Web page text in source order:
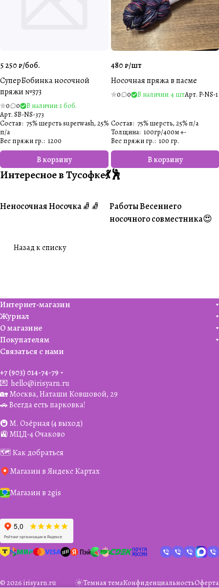
5 250 ₽/боб.
СуперБобинка носочной
пряжи №373
0 0
В наличии: 1 боб.
Арт. SB-NS-373
В корзину
Состав: 75% шерсть superwash, 25%
п/а
Вес пряжи гр.: 1200
480 ₽/шт
Носочная пряжа в пасме
0 0 В наличии: 4 штАрт. P-NS-1
В корзину
Состав: 75% шерсть, 25% п/а
Толщина: 100гр/400м +-
Вес пряжи гр.: 100 гр.
Интересное в Тусофке💃🕺
#Ваше творчество
Неносочная Носочка🧦🧦 #Ваше творчество
Работы Весеннего
носочного совместника😍
Назад к списку
Интернет-магазин
Журнал
О магазине
Покупателям
Связаться с нами
+7 (903) 014-74-79‬
💌 hello@irisyarn.ru
🏡 Москва, Наташи Ковшовой, 29
🚗 Всегда есть парковка!
🚇 М. Озёрная (4 выход)
🚉 МЦД-4 Очаково
🗺️ Как добраться
Магазин в Яндекс Картах
Магазин в 2gis
© 2026 irisyarn.ru Темная темаКонфиденциальностьОферта